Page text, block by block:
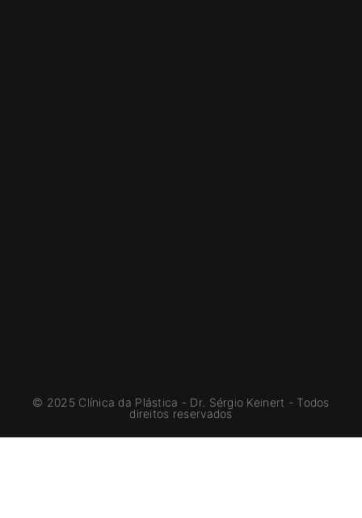
© 2025 Clínica da Plástica - Dr. Sérgio Keinert - Todos
direitos reservados